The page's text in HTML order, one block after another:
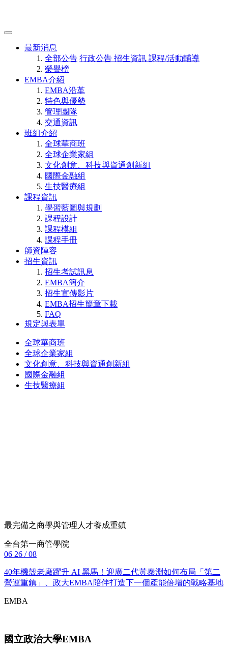
最新消息
全部公告 行政公告 招生資訊 課程/活動輔導
榮譽榜
EMBA介紹
EMBA沿革
特色與優勢
管理團隊
交通資訊
班組介紹
全球華商班
全球企業家組
文化創意、科技與資通創新組
國際金融組
生技醫療組
課程資訊
學習藍圖與規劃
課程設計
課程模組
課程手冊
師資陣容
招生資訊
招生考試訊息
EMBA簡介
招生宣傳影片
EMBA招生簡章下載
FAQ
規定與表單
全球華商班
全球企業家組
文化創意、科技與資通創新組
國際金融組
生技醫療組
最完備之商學與管理人才養成重鎮
全台第一商管學院
06 26 / 08
40年機殼老廠躍升 AI 黑馬！迎廣二代黃泰淵如何布局「第二
營運重鎮」、政大EMBA陪伴打造下一個產能倍增的戰略基地
EMBA
國立政治大學EMBA